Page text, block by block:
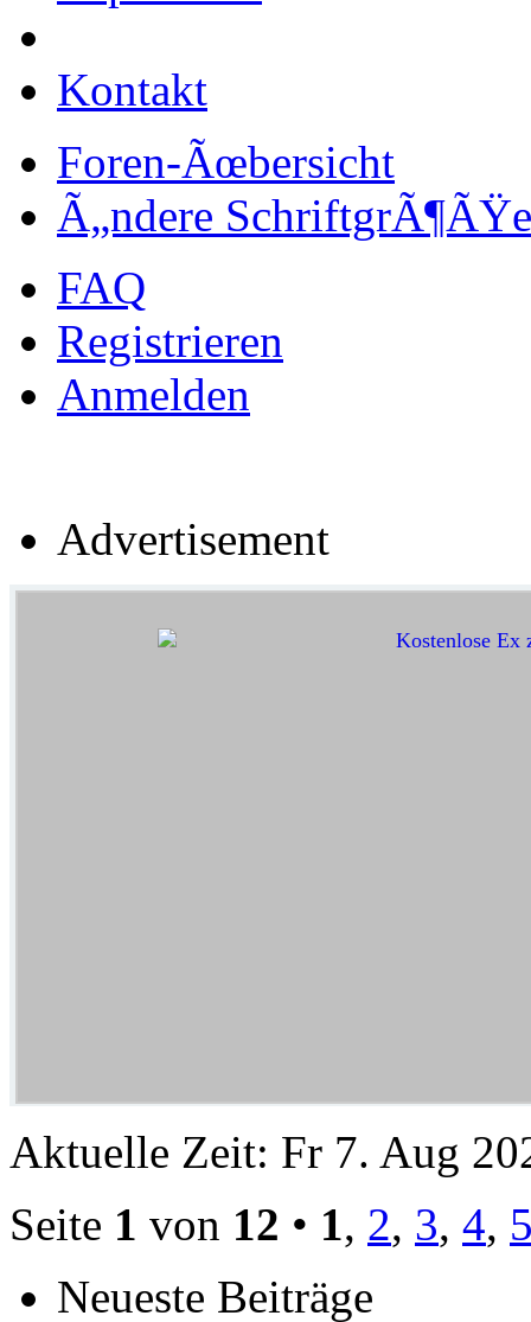
Kontakt
Foren-Ãœbersicht
Ã„ndere SchriftgrÃ¶ÃŸe
FAQ
Registrieren
Anmelden
Advertisement
Aktuelle Zeit: Fr 7. Aug
Seite 1 von 12 • 1, 2, 3, 4,
Neueste Beiträge